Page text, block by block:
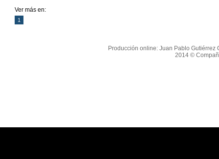
Ver más en:
1
Producción online: Juan Pablo Gutiérrez
2014 ©